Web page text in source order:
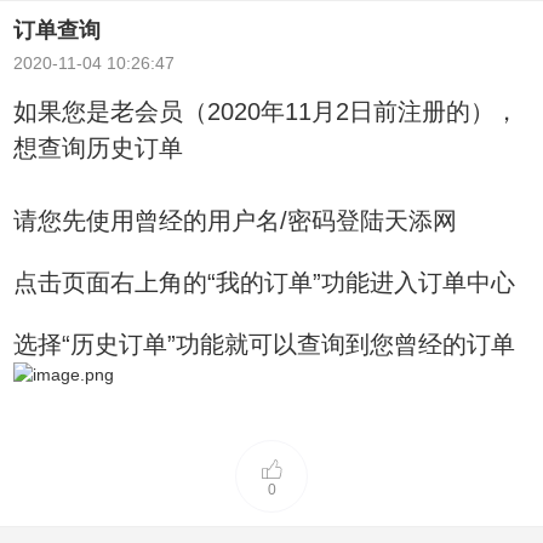
订单查询
2020-11-04 10:26:47
如果您是老会员（2020年11月2日前注册的），
想查询历史订单
请您先使用曾经的用户名/密码登陆天添网
点击页面右上角的“我的订单”功能进入订单中心
选择“历史订单”功能就可以查询到您曾经的订单
0